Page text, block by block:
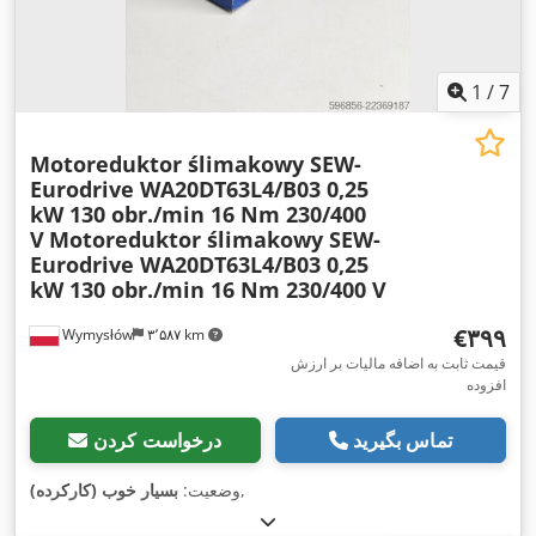
1 /7
Wymysłów ۳٬۵۸۷ km
Motoreduktor ślimakowy SEW-
Eurodrive WA20DT63L4/B03 0,25
kW 130 obr./min 16 Nm 230/400
V Motoreduktor ślimakowy SEW-
Eurodrive WA20DT63L4/B03 0,25
kW 130 obr./min 16 Nm 230/400 V
‎€۳۹۹
قیمت ثابت به اضافه مالیات بر ارزش
افزوده
درخواست کردن تماس بگیرید
وضعیت: بسیار خوب (کارکرده) ,